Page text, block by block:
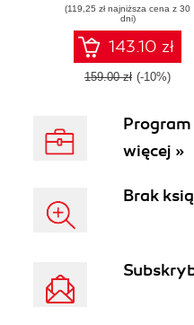
(119,25 zł najniższa cena z 30
dni)
143.10 zł
159.00 zł (-10%)
więcej »
Brak